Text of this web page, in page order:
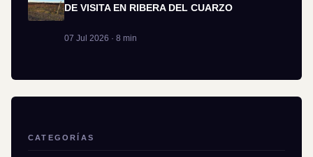
DE VISITA EN RIBERA DEL CUARZO
07 Jul 2026 · 8 min
CATEGORÍAS